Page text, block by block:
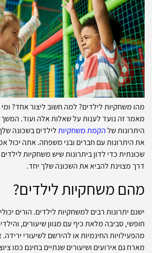
מהו משחקיות לילדים? למה חשוב ליצור אחד?
מאמר זה נועד לענות על שאלות אלה ועוד.
היתרונות שלהקמת משחקיותלילדים בשכונה
את היתרונות עם חברים ובני משפחה. אתה יכול
שכונתית כדי לדון ביתרונות שיש משחקיות
דרך מצוינת להביא את השכונה שלך יחד.
מהם משחקיות לילדים?
ישנם יתרונות רבים למשחקיות לילדים. הורים
חופשי, סביבה מלאת כיף עם מגוון שיעורים,
מהפעילויות החינמיות או להירשם לשיעורי
מארח גם אירועים ושיעורים שנתיים בחינם כמו